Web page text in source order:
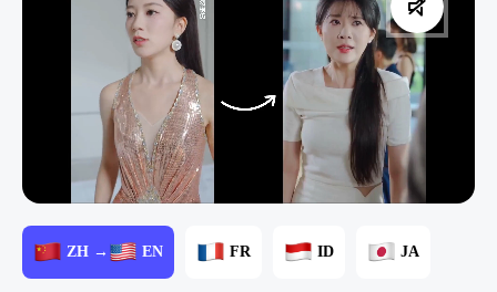
ZH → EN FR ID JA